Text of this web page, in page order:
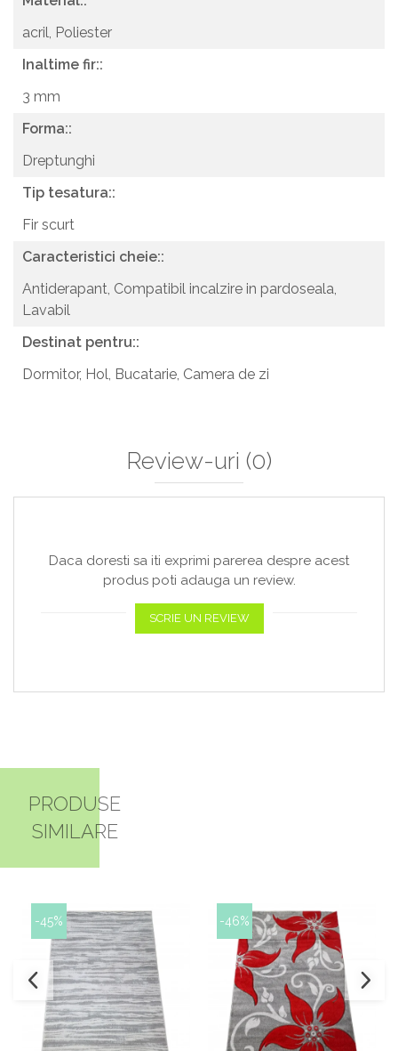
acril, Poliester
Inaltime fir::
3 mm
Forma::
Dreptunghi
Tip tesatura::
Fir scurt
Caracteristici cheie::
Antiderapant, Compatibil incalzire in pardoseala,
Lavabil
Destinat pentru::
Dormitor, Hol, Bucatarie, Camera de zi
Review-uri (0)
Daca doresti sa iti exprimi parerea despre acest
produs poti adauga un review.
SCRIE UN REVIEW
PRODUSE
SIMILARE
-45% -46%